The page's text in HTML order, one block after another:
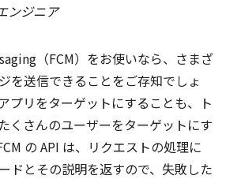
ンジニア
（FCM）をお使いなら、さまざ
を送信できることをご存知でしょ
プリをターゲットにすることも、ト
くさんのユーザーをターゲットにす
の API は、リクエストの処理に
ドとその説明を返すので、失敗した